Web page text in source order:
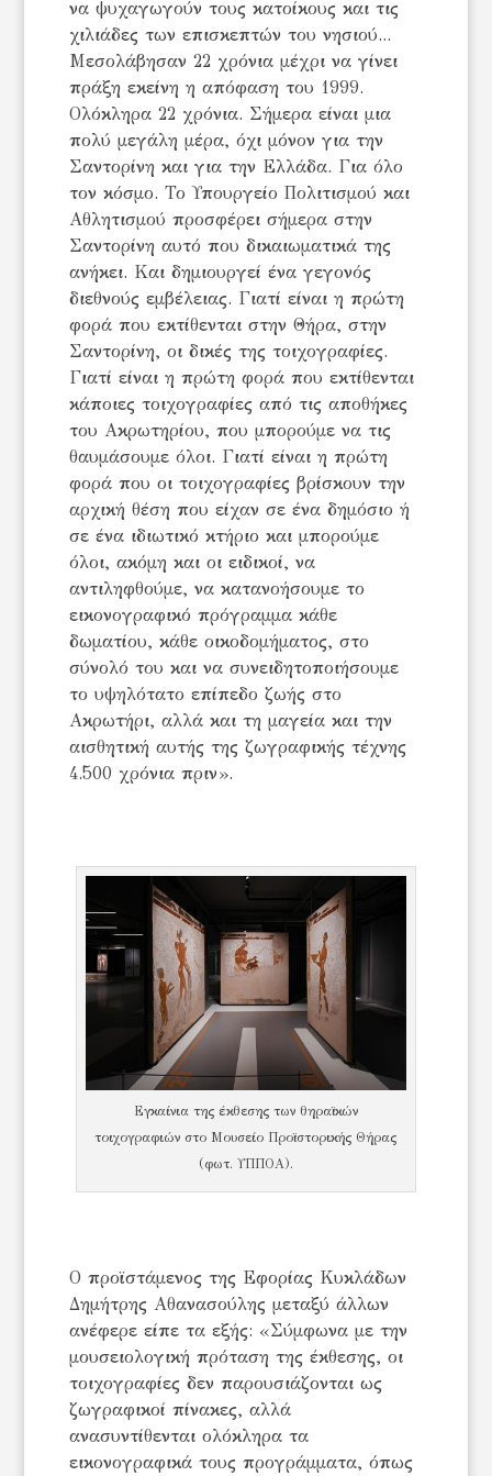
να ψυχαγωγούν τους κατοίκους και τις
χιλιάδες των επισκεπτών του νησιού...
Μεσολάβησαν 22 χρόνια μέχρι να γίνει
πράξη εκείνη η απόφαση του 1999.
Ολόκληρα 22 χρόνια. Σήμερα είναι μια
πολύ μεγάλη μέρα, όχι μόνον για την
Σαντορίνη και για την Ελλάδα. Για όλο
τον κόσμο. Το Υπουργείο Πολιτισμού και
Αθλητισμού προσφέρει σήμερα στην
Σαντορίνη αυτό που δικαιωματικά της
ανήκει. Και δημιουργεί ένα γεγονός
διεθνούς εμβέλειας. Γιατί είναι η πρώτη
φορά που εκτίθενται στην Θήρα, στην
Σαντορίνη, οι δικές της τοιχογραφίες.
Γιατί είναι η πρώτη φορά που εκτίθενται
κάποιες τοιχογραφίες από τις αποθήκες
του Ακρωτηρίου, που μπορούμε να τις
θαυμάσουμε όλοι. Γιατί είναι η πρώτη
φορά που οι τοιχογραφίες βρίσκουν την
αρχική θέση που είχαν σε ένα δημόσιο ή
σε ένα ιδιωτικό κτήριο και μπορούμε
όλοι, ακόμη και οι ειδικοί, να
αντιληφθούμε, να κατανοήσουμε το
εικονογραφικό πρόγραμμα κάθε
δωματίου, κάθε οικοδομήματος, στο
σύνολό του και να συνειδητοποιήσουμε
το υψηλότατο επίπεδο ζωής στο
Ακρωτήρι, αλλά και τη μαγεία και την
αισθητική αυτής της ζωγραφικής τέχνης
4.500 χρόνια πριν».
Εγκαίνια της έκθεσης των θηραϊκών
τοιχογραφιών στο Μουσείο Προϊστορικής Θήρας
(φωτ. ΥΠΠΟΑ).
Ο προϊστάμενος της Εφορίας Κυκλάδων
Δημήτρης Αθανασούλης μεταξύ άλλων
ανέφερε είπε τα εξής: «Σύμφωνα με την
μουσειολογική πρόταση της έκθεσης, οι
τοιχογραφίες δεν παρουσιάζονται ως
ζωγραφικοί πίνακες, αλλά
ανασυντίθενται ολόκληρα τα
εικονογραφικά τους προγράμματα, όπως